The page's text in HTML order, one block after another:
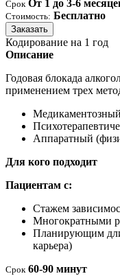
Срок От 1 до 3-6
Стоимость: Бесплатно
Заказать
Кодирование на 1 год
Описание
Годовая блокада
применением трех
Аппаратный
Для кого подходит
Пациентам с:
Стажем
Многократными
Планирующим
карьера)
Срок 60-90 минут